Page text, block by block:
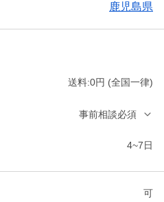
鹿児島県
送料:0円 (全国一律)
事前相談必須
4~7日
可